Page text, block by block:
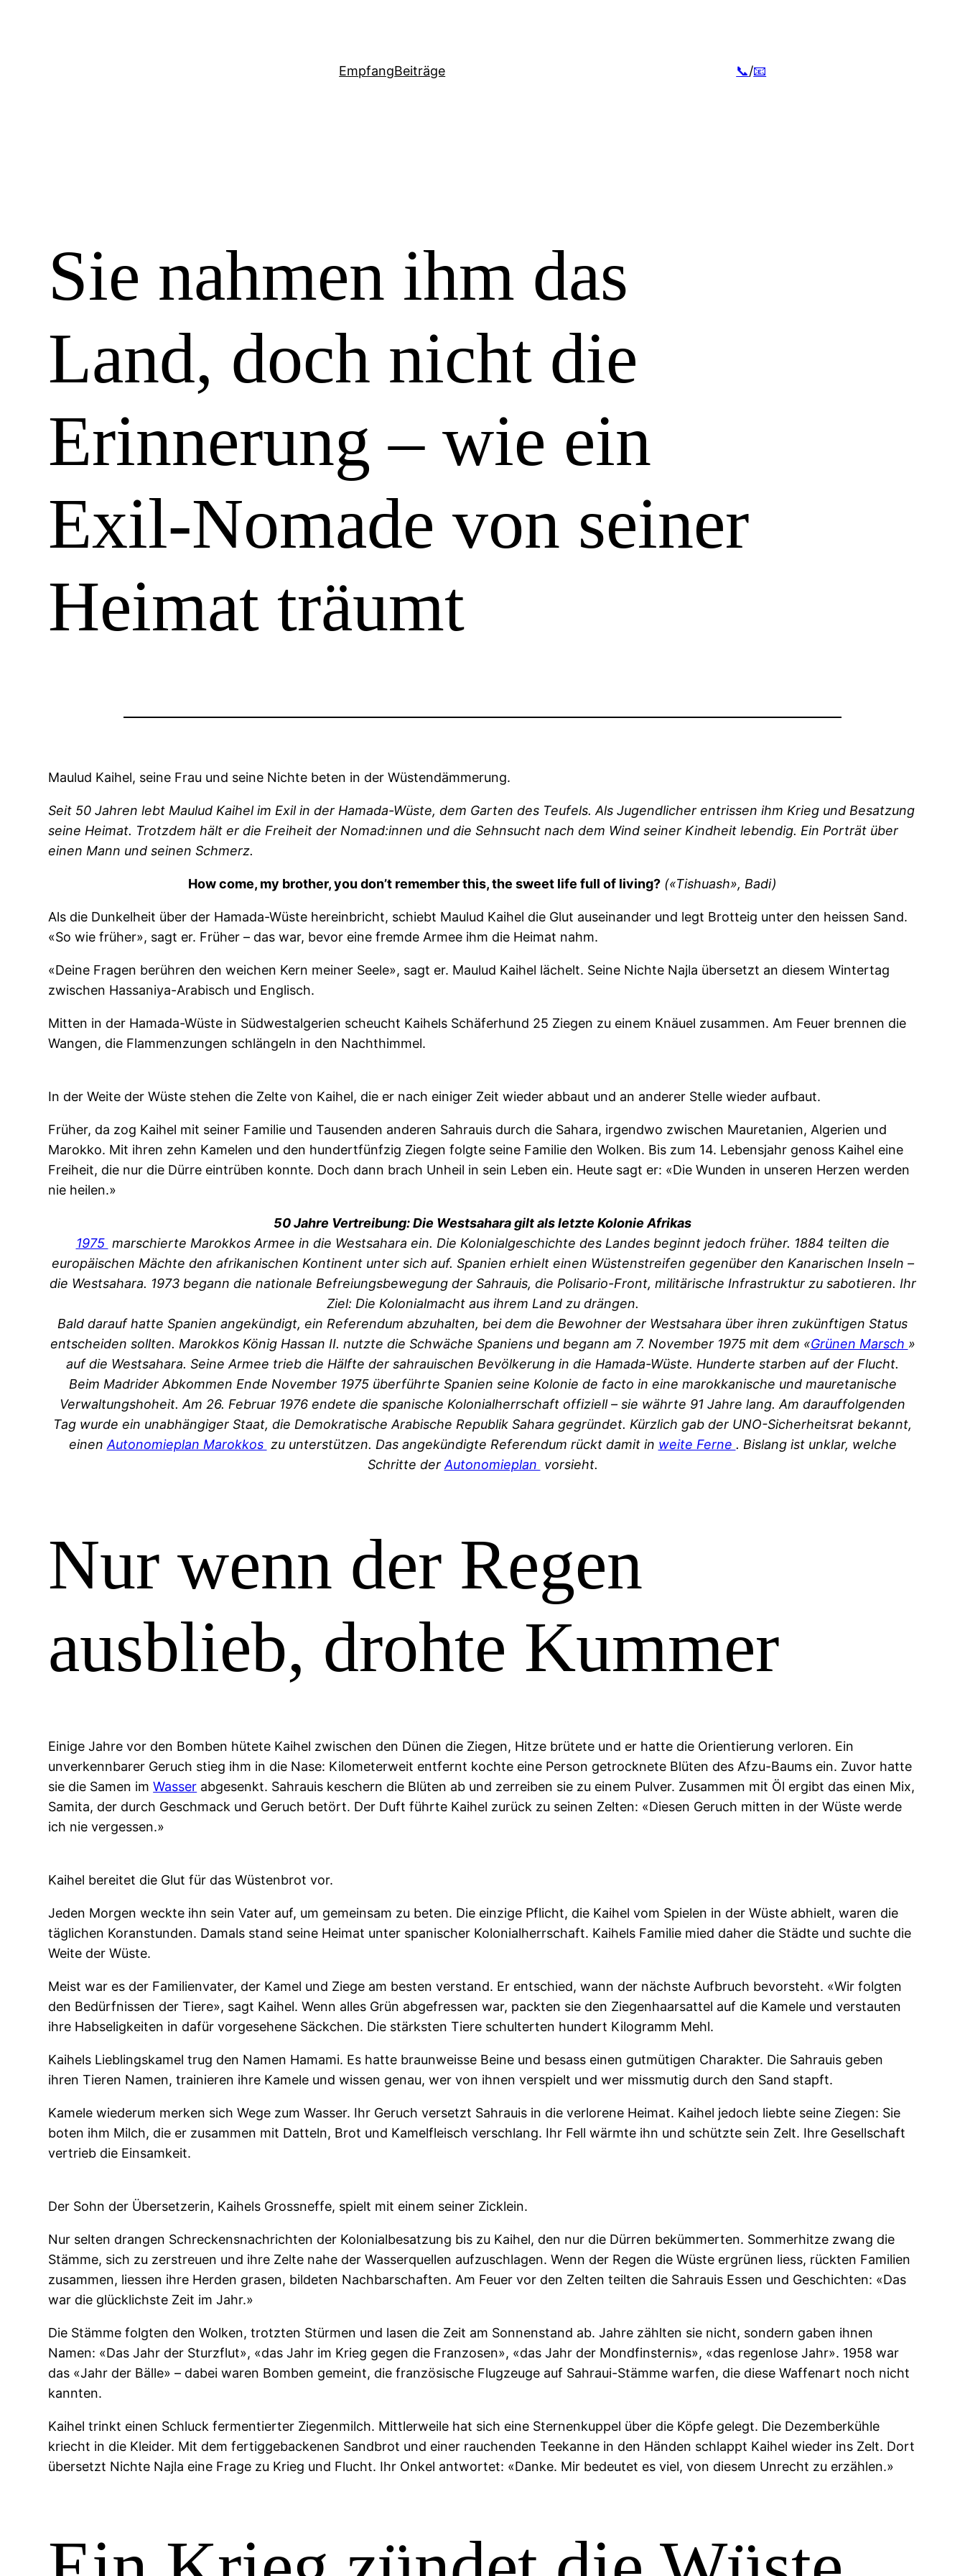
EmpfangBeiträge 📞/📧
Sie nahmen ihm das
Land, doch nicht die
Erinnerung – wie ein
Exil-Nomade von seiner
Heimat träumt
Maulud Kaihel, seine Frau und seine Nichte beten in der Wüstendämmerung.
Seit 50 Jahren lebt Maulud Kaihel im Exil in der Hamada-Wüste, dem Garten des Teufels. Als Jugendlicher entrissen ihm Krieg und Besatzung
seine Heimat. Trotzdem hält er die Freiheit der Nomad:innen und die Sehnsucht nach dem Wind seiner Kindheit lebendig. Ein Porträt über
einen Mann und seinen Schmerz.
How come, my brother, you don’t remember this, the sweet life full of living? («Tishuash», Badi)
Als die Dunkelheit über der Hamada-Wüste hereinbricht, schiebt Maulud Kaihel die Glut auseinander und legt Brotteig unter den heissen Sand.
«So wie früher», sagt er. Früher – das war, bevor eine fremde Armee ihm die Heimat nahm.
«Deine Fragen berühren den weichen Kern meiner Seele», sagt er. Maulud Kaihel lächelt. Seine Nichte Najla übersetzt an diesem Wintertag
zwischen Hassaniya-Arabisch und Englisch.
Mitten in der Hamada-Wüste in Südwestalgerien scheucht Kaihels Schäferhund 25 Ziegen zu einem Knäuel zusammen. Am Feuer brennen die
Wangen, die Flammenzungen schlängeln in den Nachthimmel.
In der Weite der Wüste stehen die Zelte von Kaihel, die er nach einiger Zeit wieder abbaut und an anderer Stelle wieder aufbaut.
Früher, da zog Kaihel mit seiner Familie und Tausenden anderen Sahrauis durch die Sahara, irgendwo zwischen Mauretanien, Algerien und
Marokko. Mit ihren zehn Kamelen und den hundertfünfzig Ziegen folgte seine Familie den Wolken. Bis zum 14. Lebensjahr genoss Kaihel eine
Freiheit, die nur die Dürre eintrüben konnte. Doch dann brach Unheil in sein Leben ein. Heute sagt er: «Die Wunden in unseren Herzen werden
nie heilen.»
50 Jahre Vertreibung: Die Westsahara gilt als letzte Kolonie Afrikas
1975 marschierte Marokkos Armee in die Westsahara ein. Die Kolonialgeschichte des Landes beginnt jedoch früher. 1884 teilten die
europäischen Mächte den afrikanischen Kontinent unter sich auf. Spanien erhielt einen Wüstenstreifen gegenüber den Kanarischen Inseln –
die Westsahara. 1973 begann die nationale Befreiungsbewegung der Sahrauis, die Polisario-Front, militärische Infrastruktur zu sabotieren. Ihr
Ziel: Die Kolonialmacht aus ihrem Land zu drängen.
Bald darauf hatte Spanien angekündigt, ein Referendum abzuhalten, bei dem die Bewohner der Westsahara über ihren zukünftigen Status
entscheiden sollten. Marokkos König Hassan II. nutzte die Schwäche Spaniens und begann am 7. November 1975 mit dem «Grünen Marsch »
auf die Westsahara. Seine Armee trieb die Hälfte der sahrauischen Bevölkerung in die Hamada-Wüste. Hunderte starben auf der Flucht.
Beim Madrider Abkommen Ende November 1975 überführte Spanien seine Kolonie de facto in eine marokkanische und mauretanische
Verwaltungshoheit. Am 26. Februar 1976 endete die spanische Kolonialherrschaft offiziell – sie währte 91 Jahre lang. Am darauffolgenden
Tag wurde ein unabhängiger Staat, die Demokratische Arabische Republik Sahara gegründet. Kürzlich gab der UNO-Sicherheitsrat bekannt,
einen Autonomieplan Marokkos zu unterstützen. Das angekündigte Referendum rückt damit in weite Ferne . Bislang ist unklar, welche
Schritte der Autonomieplan vorsieht.
Nur wenn der Regen
ausblieb, drohte Kummer
Einige Jahre vor den Bomben hütete Kaihel zwischen den Dünen die Ziegen, Hitze brütete und er hatte die Orientierung verloren. Ein
unverkennbarer Geruch stieg ihm in die Nase: Kilometerweit entfernt kochte eine Person getrocknete Blüten des Afzu-Baums ein. Zuvor hatte
sie die Samen imWasser abgesenkt. Sahrauis keschern die Blüten ab und zerreiben sie zu einem Pulver. Zusammen mit Öl ergibt das einen Mix,
Samita, der durch Geschmack und Geruch betört. Der Duft führte Kaihel zurück zu seinen Zelten: «Diesen Geruch mitten in der Wüste werde
ich nie vergessen.»
Kaihel bereitet die Glut für das Wüstenbrot vor.
Jeden Morgen weckte ihn sein Vater auf, um gemeinsam zu beten. Die einzige Pflicht, die Kaihel vom Spielen in der Wüste abhielt, waren die
täglichen Koranstunden. Damals stand seine Heimat unter spanischer Kolonialherrschaft. Kaihels Familie mied daher die Städte und suchte die
Weite der Wüste.
Meist war es der Familienvater, der Kamel und Ziege am besten verstand. Er entschied, wann der nächste Aufbruch bevorsteht. «Wir folgten
den Bedürfnissen der Tiere», sagt Kaihel. Wenn alles Grün abgefressen war, packten sie den Ziegenhaarsattel auf die Kamele und verstauten
ihre Habseligkeiten in dafür vorgesehene Säckchen. Die stärksten Tiere schulterten hundert Kilogramm Mehl.
Kaihels Lieblingskamel trug den Namen Hamami. Es hatte braunweisse Beine und besass einen gutmütigen Charakter. Die Sahrauis geben
ihren Tieren Namen, trainieren ihre Kamele und wissen genau, wer von ihnen verspielt und wer missmutig durch den Sand stapft.
Kamele wiederum merken sich Wege zum Wasser. Ihr Geruch versetzt Sahrauis in die verlorene Heimat. Kaihel jedoch liebte seine Ziegen: Sie
boten ihm Milch, die er zusammen mit Datteln, Brot und Kamelfleisch verschlang. Ihr Fell wärmte ihn und schützte sein Zelt. Ihre Gesellschaft
vertrieb die Einsamkeit.
Der Sohn der Übersetzerin, Kaihels Grossneffe, spielt mit einem seiner Zicklein.
Nur selten drangen Schreckensnachrichten der Kolonialbesatzung bis zu Kaihel, den nur die Dürren bekümmerten. Sommerhitze zwang die
Stämme, sich zu zerstreuen und ihre Zelte nahe der Wasserquellen aufzuschlagen. Wenn der Regen die Wüste ergrünen liess, rückten Familien
zusammen, liessen ihre Herden grasen, bildeten Nachbarschaften. Am Feuer vor den Zelten teilten die Sahrauis Essen und Geschichten: «Das
war die glücklichste Zeit im Jahr.»
Die Stämme folgten den Wolken, trotzten Stürmen und lasen die Zeit am Sonnenstand ab. Jahre zählten sie nicht, sondern gaben ihnen
Namen: «Das Jahr der Sturzflut», «das Jahr im Krieg gegen die Franzosen», «das Jahr der Mondfinsternis», «das regenlose Jahr». 1958 war
das «Jahr der Bälle» – dabei waren Bomben gemeint, die französische Flugzeuge auf Sahraui-Stämme warfen, die diese Waffenart noch nicht
kannten.
Kaihel trinkt einen Schluck fermentierter Ziegenmilch. Mittlerweile hat sich eine Sternenkuppel über die Köpfe gelegt. Die Dezemberkühle
kriecht in die Kleider. Mit dem fertiggebackenen Sandbrot und einer rauchenden Teekanne in den Händen schlappt Kaihel wieder ins Zelt. Dort
übersetzt Nichte Najla eine Frage zu Krieg und Flucht. Ihr Onkel antwortet: «Danke. Mir bedeutet es viel, von diesem Unrecht zu erzählen.»